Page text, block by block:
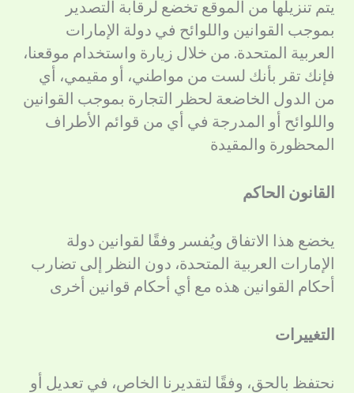
يتم تنزيلها من الموقع تخضع لرقابة التصدير
بموجب القوانين واللوائح في دولة الإمارات
العربية المتحدة. من خلال زيارة واستخدام موقعنا،
فإنك تقر بأنك لست من مواطني، أو مقيمي، أي
من الدول الخاضعة لحظر التجارة بموجب القوانين
واللوائح أو المدرجة في أي من قوائم الأطراف
المحظورة والمقيدة
القانون الحاكم
يخضع هذا الاتفاق ويُفسر وفقًا لقوانين دولة
الإمارات العربية المتحدة، دون النظر إلى تضارب
أحكام القوانين هذه مع أي أحكام قوانين أخرى
التغييرات
نحتفظ بالحق، وفقًا لتقديرنا الخاص، في تعديل أو